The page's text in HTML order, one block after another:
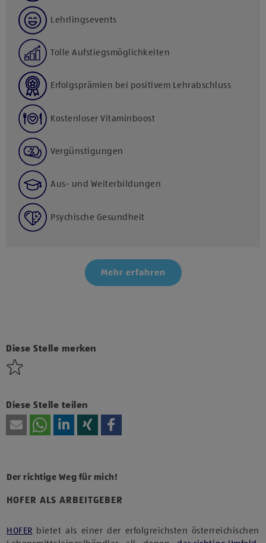
Lehrlingsevents
Tolle Aufstiegsmöglichkeiten
Erfolgsprämien bei positivem Lehrabschluss
Kostenloser Vitaminboost
Vergünstigungen
Aus- und Weiterbildungen
Psychische Gesundheit
Mehr erfahren
Diese Stelle merken
Diese Stelle teilen
HOFER ALS ARBEITGEBER
Der richtige Weg für mich!
HOFER bietet als einer der erfolgreichsten österreichischen